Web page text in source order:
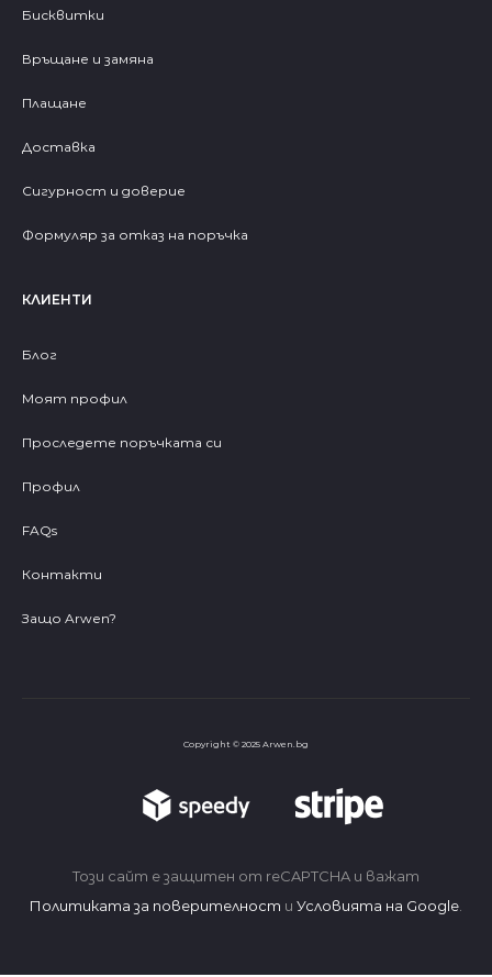
Бисквитки
Връщане и замяна
Плащане
Доставка
Сигурност и доверие
Формуляр за отказ на поръчка
КЛИЕНТИ
Блог
Моят профил
Проследете поръчката си
Профил
FAQs
Контакти
Защо Arwen?
Copyright © 2025 Arwen.bg
Този сайт е защитен от reCAPTCHA и важат
Политиката за поверителност и Условията на Google